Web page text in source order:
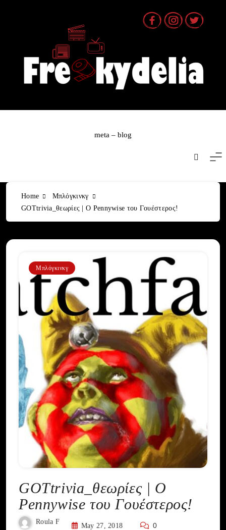
meta – blog
Home
Μπλόγκινκγ
GOTtrivia_θεωρίες | O Pennywise του Γουέστερος!
Μπλόγκινκγ
GOTtrivia_θεωρίες | O
Pennywise του Γουέστερος!
Roula F
May 27, 2018 0